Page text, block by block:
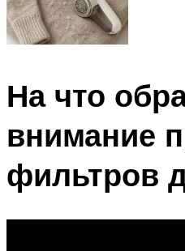
На что
внимание
фильтров